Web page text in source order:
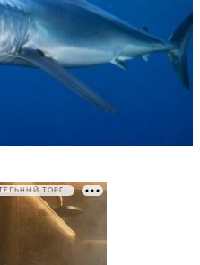
РЕКЛАМА • ООО СТРОИТЕЛЬНЫЙ ТОРГОВЫЙ ДОМ «ПЕТРОВИЧ». ИНН: 7802348846